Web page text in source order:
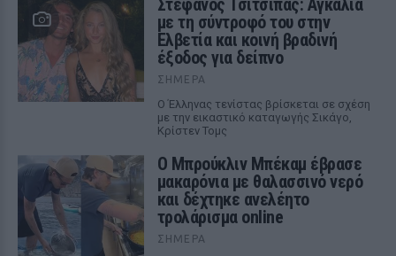
Στέφανος Τσιτσιπάς: Αγκαλιά
με τη σύντροφό του στην
Ελβετία και κοινή βραδινή
έξοδος για δείπνο
ΣΉΜΕΡΑ
Ο Έλληνας τενίστας βρίσκεται σε σχέση
με την εικαστικό καταγωγής Σικάγο,
Κρίστεν Τομς
Ο Μπρούκλιν Μπέκαμ έβρασε
μακαρόνια με θαλασσινό νερό
και δέχτηκε ανελέητο
τρολάρισμα online
ΣΉΜΕΡΑ